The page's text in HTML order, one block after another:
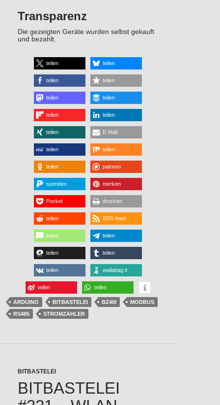
Transparenz
Die gezeigten Geräte wurden selbst gekauft
und bezahlt.
teilen teilen
teilen teilen
teilen teilen
teilen teilen
teilen E-Mail
teilen teilen
teilen patreon
spenden merken
Pocket drucken
teilen RSS-feed
teilen teilen
teilen teilen
teilen wallabag it
teilen teilen
ARDUINO BITBASTELEI BZ40I
MODBUS
RS485
STROMZÄHLER
BITBASTELEI
BITBASTELEI